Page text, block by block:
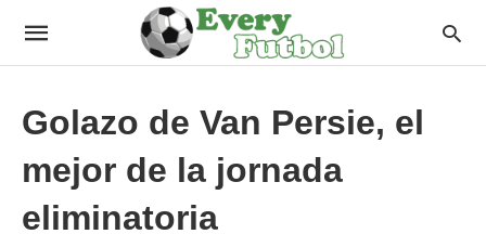
Golazo de Van Persie, el
mejor de la jornada
eliminatoria